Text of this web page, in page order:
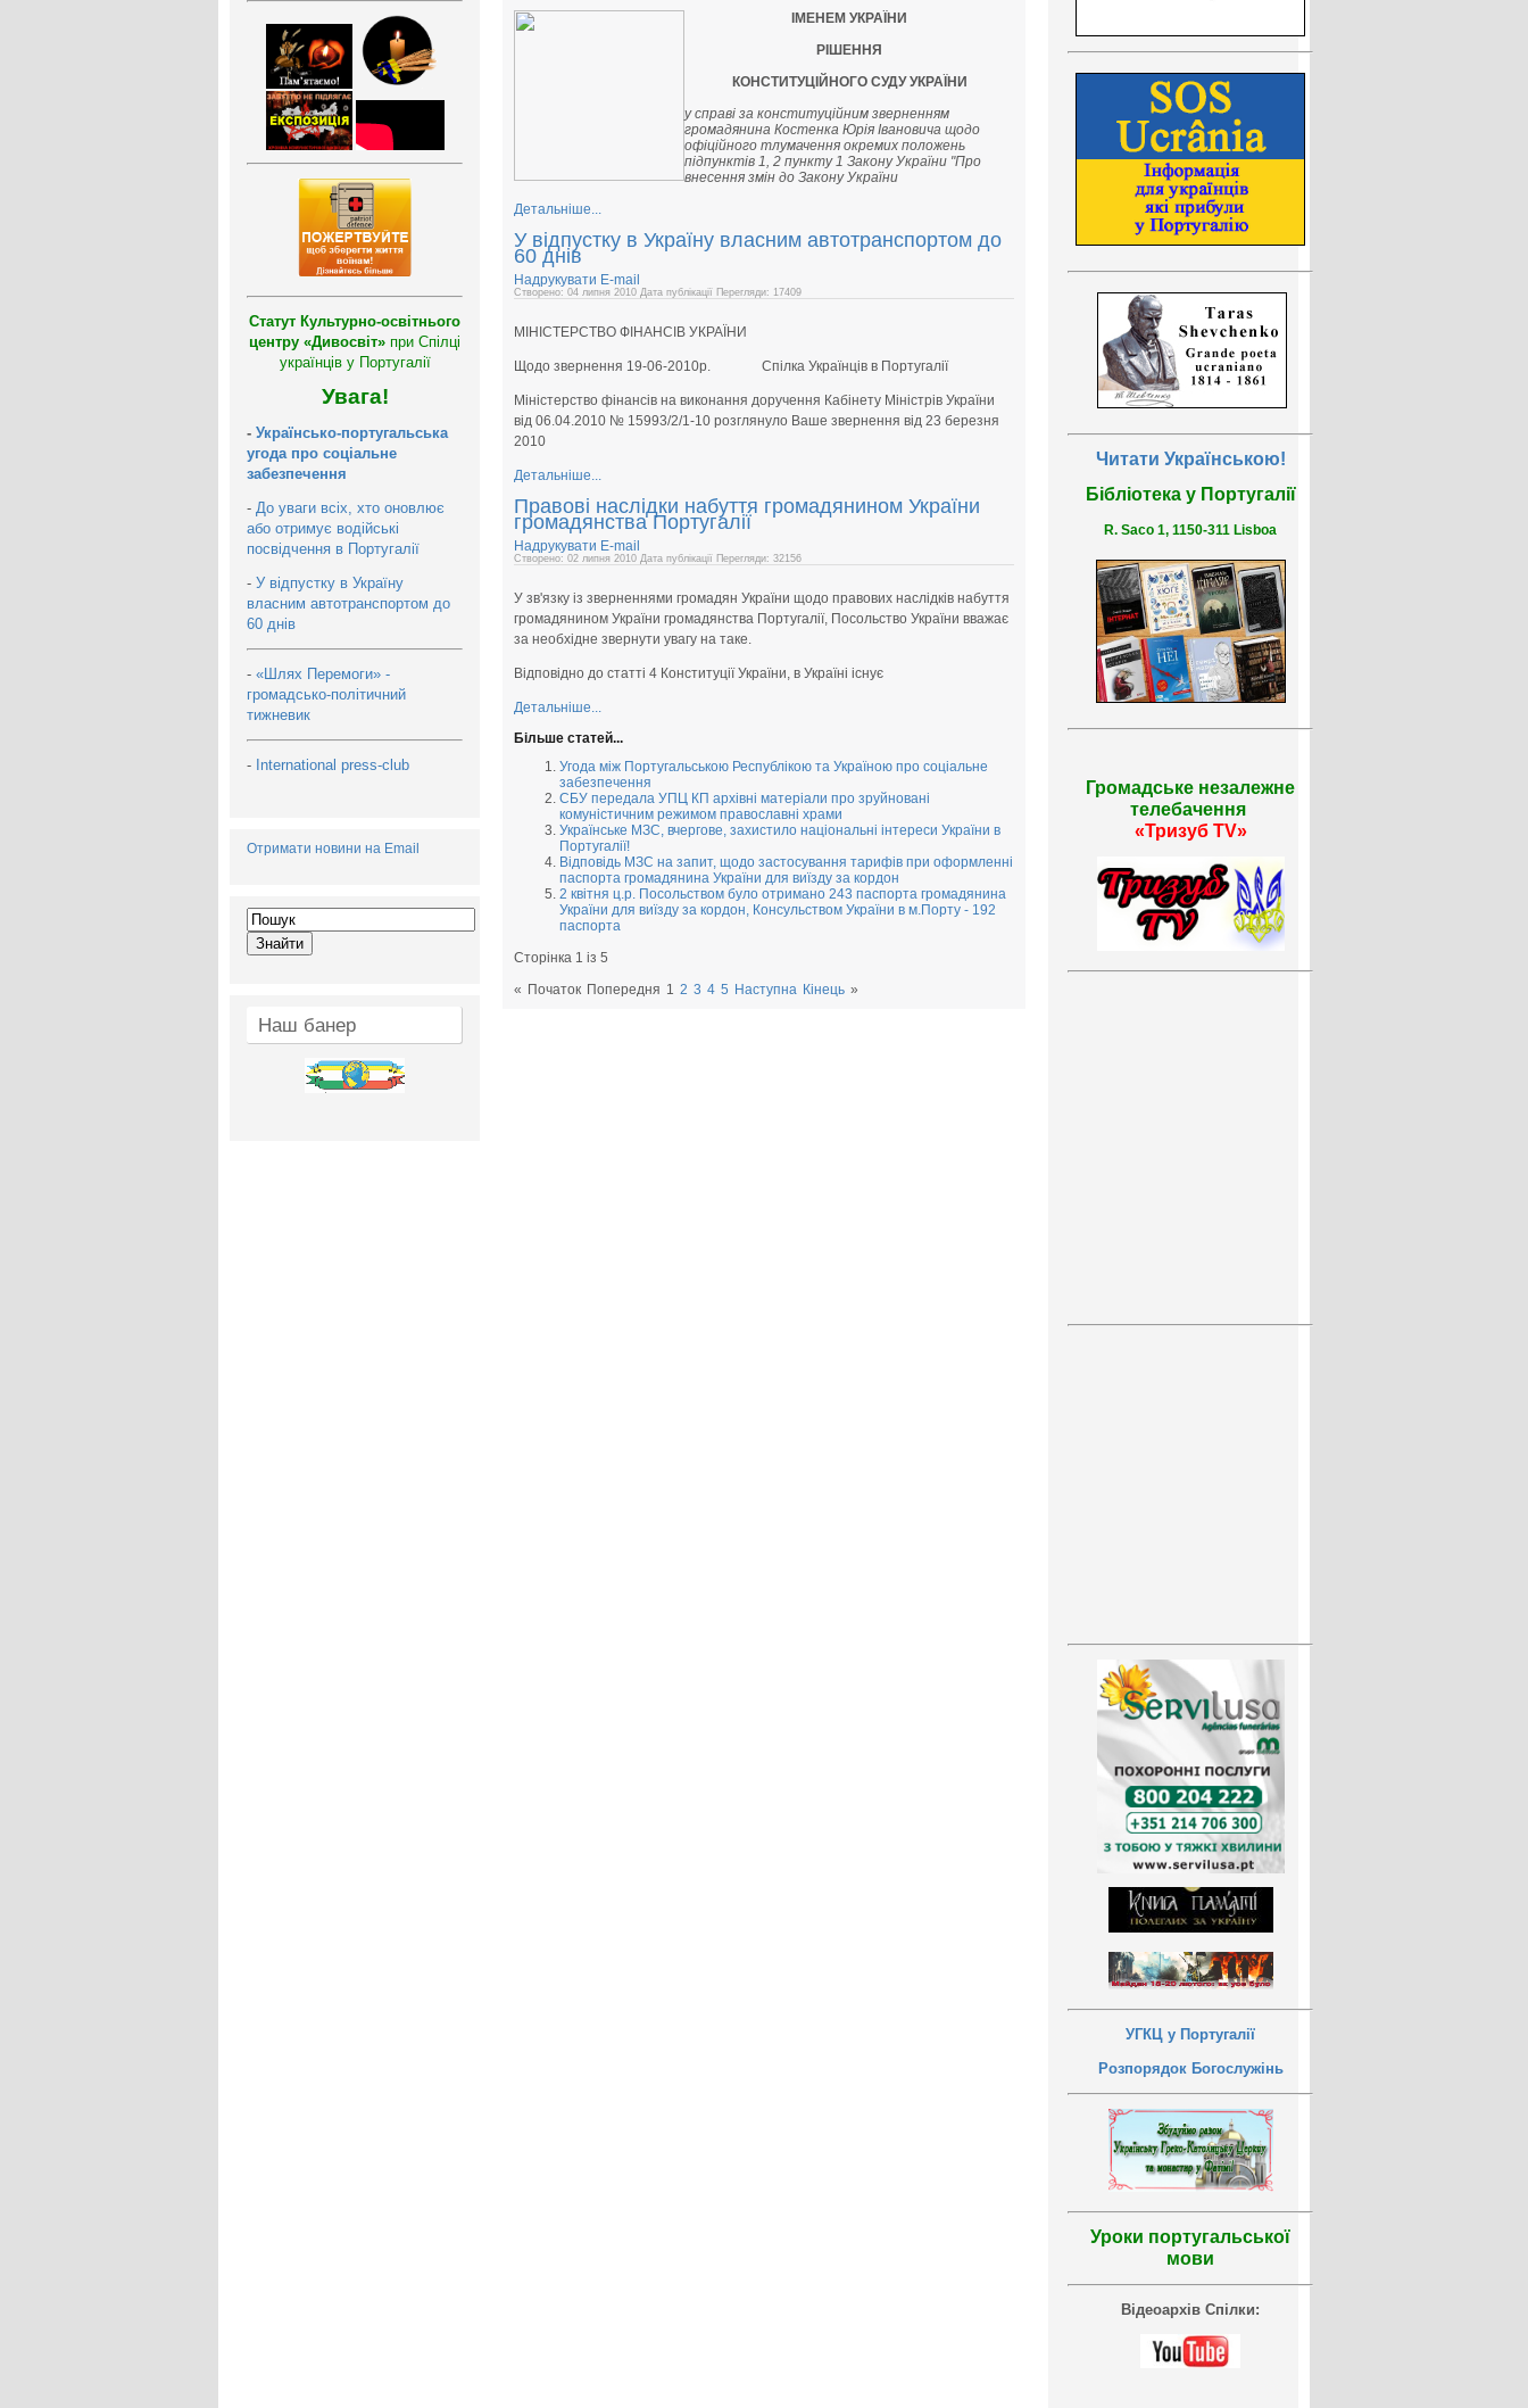
Статут Культурно-освітнього
центру «Дивосвіт» при Спілці
українців у Португалії
Увага!
- Українсько-португальська
угода про соціальне
забезпечення
- До уваги всіх, хто оновлює
або отримує водійські
посвідчення в Португалії
- У відпустку в Україну
власним автотранспортом до
60 днів
- «Шлях Перемоги» -
громадсько-політичний
тижневик
- International press-club
Отримати новини на Email
Наш банер
ІМЕНЕМ УКРАЇНИ
РІШЕННЯ
КОНСТИТУЦІЙНОГО СУДУ УКРАЇНИ
у справі за конституційним зверненням
громадянина Костенка Юрія Івановича щодо
офіційного тлумачення окремих положень
підпунктів 1, 2 пункту 1 Закону України "Про
внесення змін до Закону України
Детальніше...
У відпустку в Україну власним автотранспортом до
60 днів
Надрукувати E-mail
Створено: 04 липня 2010 Дата публікації Перегляди: 17409
МІНІСТЕРСТВО ФІНАНСІВ УКРАЇНИ
Щодо звернення 19-06-2010р. Спілка Українців в Португалії
Міністерство фінансів на виконання доручення Кабінету Міністрів України
від 06.04.2010 № 15993/2/1-10 розглянуло Ваше звернення від 23 березня
2010
Детальніше...
Правові наслідки набуття громадянином України
громадянства Португалії
Надрукувати E-mail
Створено: 02 липня 2010 Дата публікації Перегляди: 32156
У зв'язку із зверненнями громадян України щодо правових наслідків набуття
громадянином України громадянства Португалії, Посольство України вважає
за необхідне звернути увагу на таке.
Відповідно до статті 4 Конституції України, в Україні існує
Детальніше...
Більше статей...
Угода між Португальською Республікою та Україною про соціальне
забезпечення
СБУ передала УПЦ КП архівні матеріали про зруйновані
комуністичним режимом православні храми
Українське МЗС, вчергове, захистило національні інтереси України в
Португалії!
Відповідь МЗС на запит, щодо застосування тарифів при оформленні
паспорта громадянина України для виїзду за кордон
2 квітня ц.р. Посольством було отримано 243 паспорта громадянина
України для виїзду за кордон, Консульством України в м.Порту - 192
паспорта
Сторінка 1 із 5
« Початок Попередня 1 2 3 4 5 Наступна Кінець »
Читати Українською!
Бібліотека у Португалії
R. Saco 1, 1150-311 Lisboa
Громадське незалежне
телебачення
«Тризуб TV»
УГКЦ у Португалії
Розпорядок Богослужінь
Уроки португальської
мови
Відеоархів Спілки: